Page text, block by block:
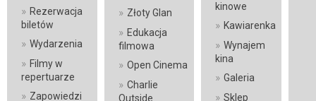
» Rezerwacja
biletów
» Wydarzenia
» Filmy w
repertuarze
» Zapowiedzi
» Złoty Glan
» Edukacja
filmowa
» Open Cinema
» Charlie
Outside
kinowe
» Kawiarenka
» Wynajem
kina
» Galeria
» Sklep